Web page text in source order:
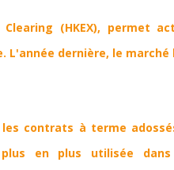
(HKEX), permet
dernière, le marché
contrats à terme
en plus utilisée dans